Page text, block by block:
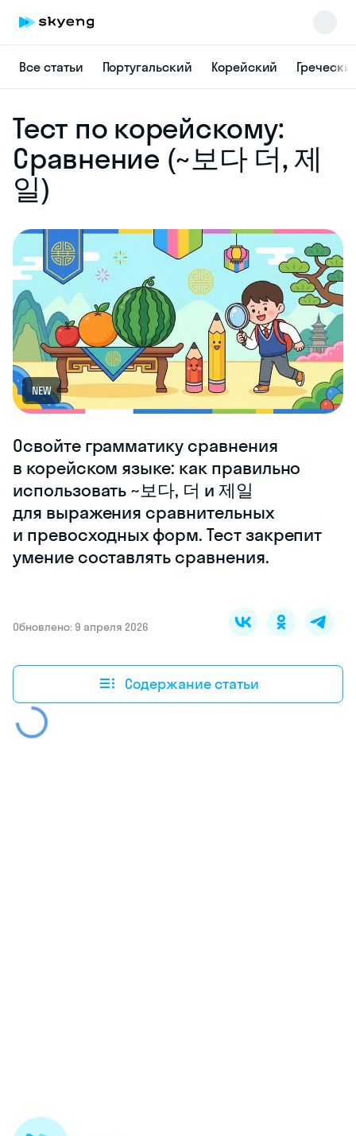
Все статьи Португальский Корейский
Тест по корейскому:
Сравнение (~보다 더, 제
일)
NEW
Освойте грамматику сравнения
в корейском языке: как правильно
использовать ~보다, 더 и 제일
для выражения сравнительных
и превосходных форм. Тест закрепит
умение составлять сравнения.
Обновлено: 9 апреля 2026
Содержание статьи
online